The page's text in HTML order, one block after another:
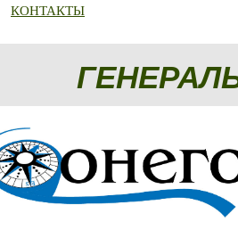
КОНТАКТЫ